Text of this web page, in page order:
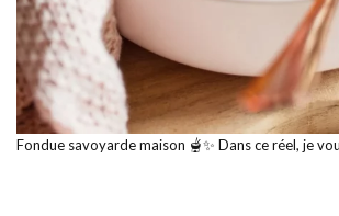
Fondue savoyarde maison 🫕✨ Dans ce réel, je